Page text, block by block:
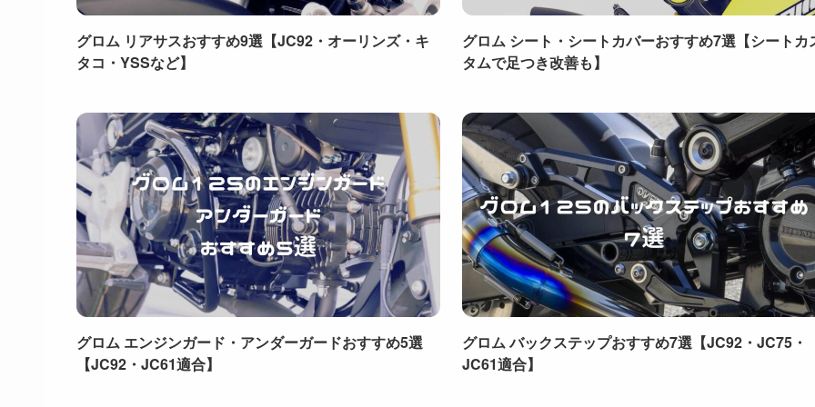
グロム リアサスおすすめ9選【JC92・オーリンズ・キ
タコ・YSSなど】
グロム シート・シートカバーおすすめ7選【シートカ
タムで足つき改善も】
グロム エンジンガード・アンダーガードおすすめ5選
【JC92・JC61適合】
グロム バックステップおすすめ7選【JC92・JC75・
JC61適合】